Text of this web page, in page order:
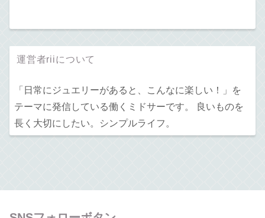
運営者riiについて
「日常にジュエリーがあると、こんなに楽しい！」を
テーマに発信している働くミドサーです。 良いものを
長く大切にしたい。シンプルライフ。